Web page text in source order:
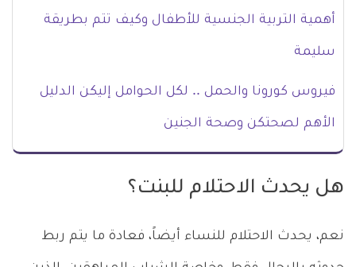
أهمية التربية الجنسية للأطفال وكيف تتم بطريقة
سليمة
فيروس كورونا والحمل .. لكل الحوامل إليكن الدليل
الأهم لصحتكن وصحة الجنين
هل يحدث الاحتلام للبنت؟
نعم، يحدث الاحتلام للنساء أيضاً، فعادة ما يتم ربط